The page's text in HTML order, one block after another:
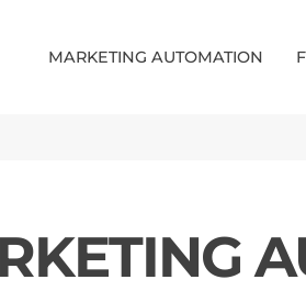
MARKETING AUTOMATION